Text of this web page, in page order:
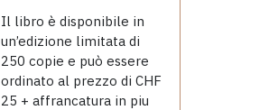
Il libro è disponibile in
un’edizione limitata di
250 copie e può essere
ordinato al prezzo di CHF
25 + affrancatura in piu